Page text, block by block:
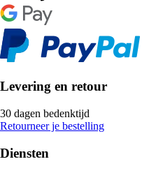
Levering en retour
30 dagen bedenktijd
Retourneer je bestelling
Diensten